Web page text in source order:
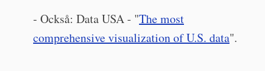
- Också: Data USA - "The most
comprehensive visualization of U.S. data".